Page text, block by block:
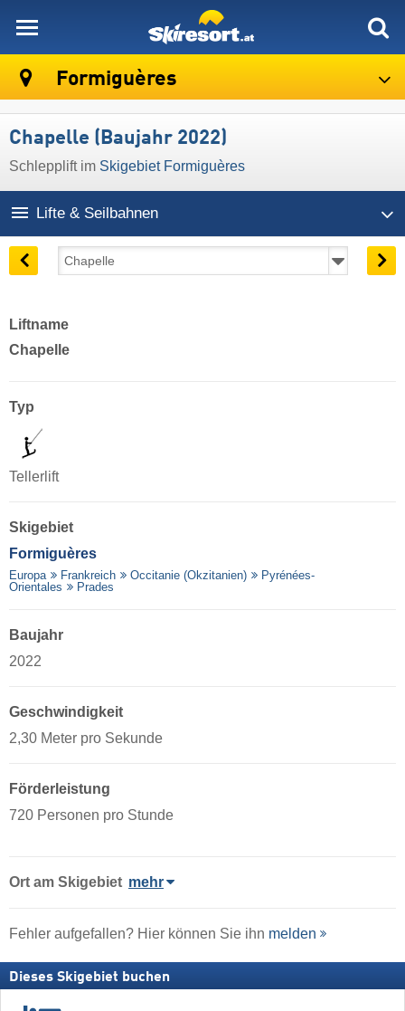
Formiguères
Chapelle (Baujahr 2022)
Schlepplift im Skigebiet Formiguères
Lifte & Seilbahnen
Liftname
Chapelle
Typ
Tellerlift
Skigebiet
Formiguères
Europa Frankreich Occitanie (Okzitanien)
Pyrénées-
Orientales
Prades
Baujahr
2022
Geschwindigkeit
2,30 Meter pro Sekunde
Förderleistung
720 Personen pro Stunde
Ort am Skigebiet mehr
Fehler aufgefallen? Hier können Sie ihn melden
Dieses Skigebiet buchen